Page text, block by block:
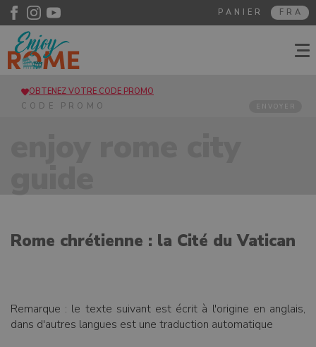
FRA
PANIER
OBTENEZ VOTRE CODE PROMO
ENVOYER
Rome chrétienne : la Cité du Vatican
Remarque : le texte suivant est écrit à l'origine en anglais,
dans d'autres langues est une traduction automatique